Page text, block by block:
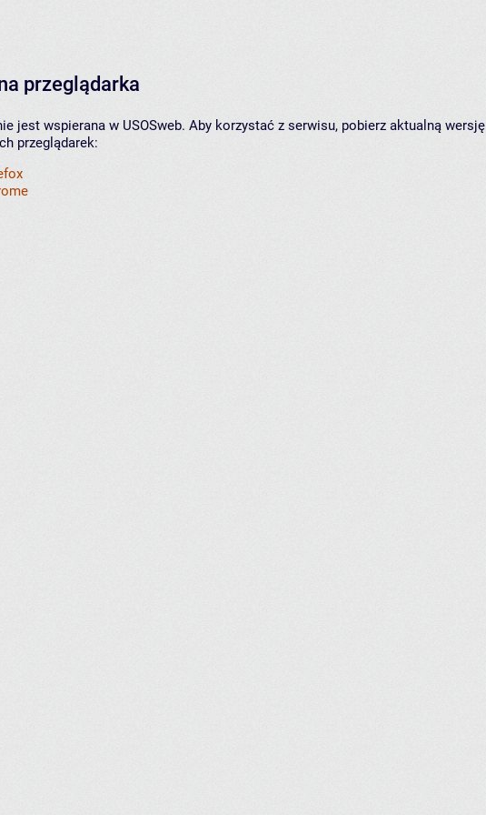
przeglądarka
jest wspierana w USOSweb. Aby korzystać z serwisu, pobierz aktualną wersję
przeglądarek: